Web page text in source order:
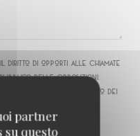
partner
su questo
diritto di opporti alle chiamate
delle Opposizioni:
sul trattamento dei